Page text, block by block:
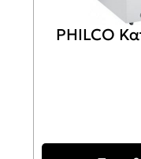
PHILCO